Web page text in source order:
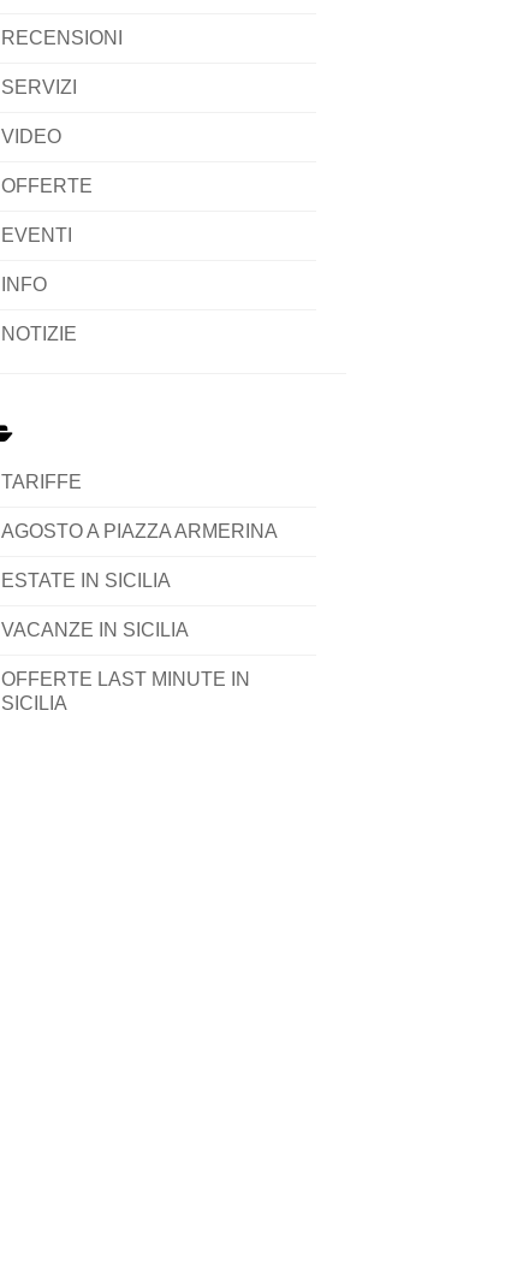
RECENSIONI
SERVIZI
VIDEO
OFFERTE
EVENTI
INFO
NOTIZIE
TARIFFE
AGOSTO A PIAZZA ARMERINA
ESTATE IN SICILIA
VACANZE IN SICILIA
OFFERTE LAST MINUTE IN
SICILIA